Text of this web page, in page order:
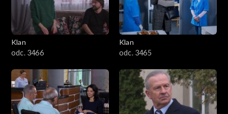
Klan
odc. 3466
Klan
odc. 3465